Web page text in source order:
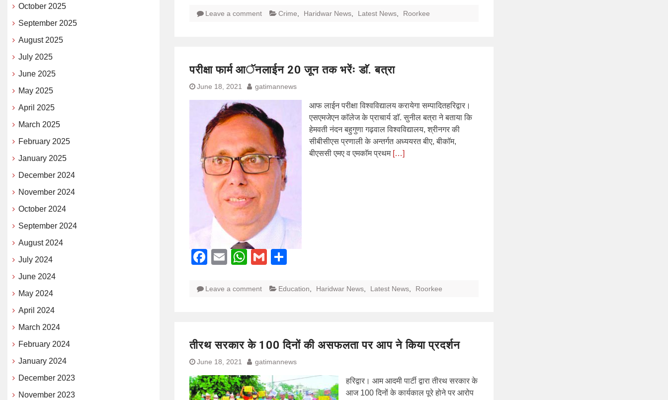
Leave a comment Crime Haridwar News Latest News Roorkee
परीक्षा फार्म आॅनलाईन 20 जून तक भरेंः डाॅ. बत्रा
June 18, 2021 gatimannews
आफ लाईन परीक्षा विश्वविद्यालय करायेगा सम्पादितहरिद्वार।
एसएमजेएन काॅलेज के प्राचार्य डाॅ. सुनील बत्रा ने बताया कि
हेमवती नंदन बहुगुणा गढ़वाल विश्वविद्यालय, श्रीनगर की
सीबीसीएस प्रणाली के अन्तर्गत अध्ययरत बीए, बीकाॅम,
बीएससी एमए व एमकाॅम प्रथम […]
Facebook
EmailWhatsApp
Gmail
Leave a comment Education Haridwar News Latest News Roorkee
तीरथ सरकार के 100 दिनों की असफलता पर आप ने किया प्रदर्शन
June 18, 2021 gatimannews
हरिद्वार। आम आदमी पार्टी द्वारा तीरथ सरकार के
आज 100 दिनों के कार्यकाल पूरे होने पर आरोप
October 2025
September 2025
August 2025
July 2025
June 2025
May 2025
April 2025
March 2025
February 2025
January 2025
December 2024
November 2024
October 2024
September 2024
August 2024
July 2024
June 2024
May 2024
April 2024
March 2024
February 2024
January 2024
December 2023
November 2023